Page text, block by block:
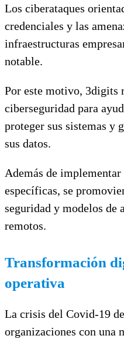
Los ciberataques
credenciales y las
infraestructuras
notable.
Por este motivo, 3digits
ciberseguridad para
proteger sus sistemas y
sus datos.
Además de
específicas, se
seguridad y modelos de
remotos.
Transformación
operativa
La crisis del Covid-19
organizaciones con una